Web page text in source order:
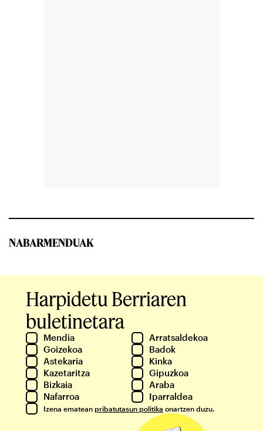
NABARMENDUAK
Harpidetu Berriaren
buletinetara
Mendia
Arratsaldekoa
Goizekoa
Badok
Astekaria
Kinka
Kazetaritza
Gipuzkoa
Bizkaia
Araba
Nafarroa
Iparraldea
Izena ematean pribatutasun politika onartzen duzu.